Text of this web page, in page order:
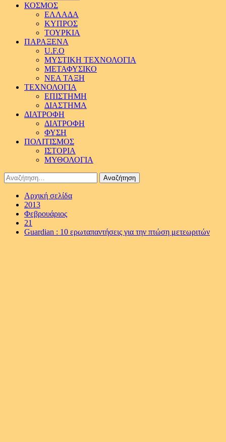
ΚΟΣΜΟΣ
ΕΛΛΑΔΑ
ΚΥΠΡΟΣ
ΤΟΥΡΚΙΑ
ΠΑΡΑΞΕΝΑ
U.F.O
ΜΥΣΤΙΚΗ ΤΕΧΝΟΛΟΓΙΑ
ΜΕΤΑΦΥΣΙΚΟ
ΝΕΑ ΤΑΞΗ
ΤΕΧΝΟΛΟΓΙΑ
ΕΠΙΣΤΗΜΗ
ΔΙΑΣΤΗΜΑ
ΔΙΑΤΡΟΦΗ
ΔΙΑΤΡΟΦΗ
ΦΥΣΗ
ΠΟΛΙΤΙΣΜΟΣ
ΙΣΤΟΡΙΑ
ΜΥΘΟΛΟΓΙΑ
Αναζήτηση
για:
Αρχική σελίδα
2013
Φεβρουάριος
21
Guardian : 10 ερωταπαντήσεις για την πτώση μετεωριτών